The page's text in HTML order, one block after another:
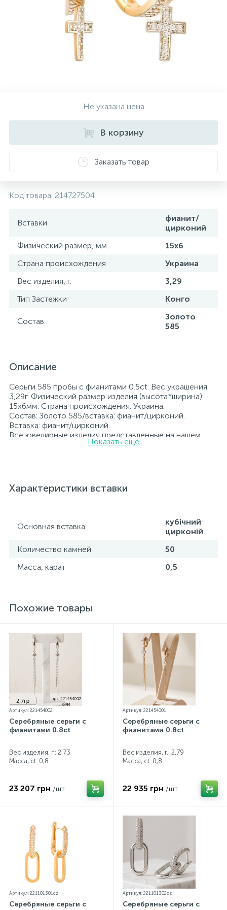
Не указана цена
В корзину
Заказать товар
Код товара: 214727504
Вставки
фианит/
цирконий
Физический размер, мм.
15х6
Страна происхождения
Украина
Вес изделия, г.
3,29
Тип Застежки
Конго
Состав
Золото
585
Описание
Серьги 585 пробы с фианитами 0.5ct. Вес украшения
3,29г. Физический размер изделия (высота*ширина):
15х6мм. Страна происхождения: Украина.
Состав: Золото 585/вставка: фианит/цирконий.
Вставка: фианит/цирконий.
Все ювелирные изделия представленные на нашем
сайте прошли внутренний контроль качества, а также
прилагаются бирка с указанием всех
параметров.*Цвета изделий на сайте могут
Показать еще
Характеристики вставки
Основная вставка
кубічний
цирконій
Количество камней
50
Масса, карат
0,5
Похожие товары
Артикул: 221454002
Серебряные серьги с
фианитами 0.8ct
Вес изделия, г.: 2,73
Масса, ct: 0,8
23 207 грн /шт.
Артикул: 221454001
Серебряные серьги с
фианитами 0.8ct
Вес изделия, г.: 2,79
Масса, ct: 0,8
22 935 грн /шт.
Артикул: 221101301cz
Серебряные серьги с
Артикул: 221101302cz
Серебряные серьги с
Серебряные колье
Серебряные цепочки
Серебряные сувениры